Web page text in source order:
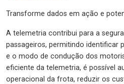
Transforme dados em ação e
A telemetria contribui para a
passageiros, permitindo identificar
e o modo de condução dos
eficiente da telemetria, é possível
operacional da frota, reduzir os